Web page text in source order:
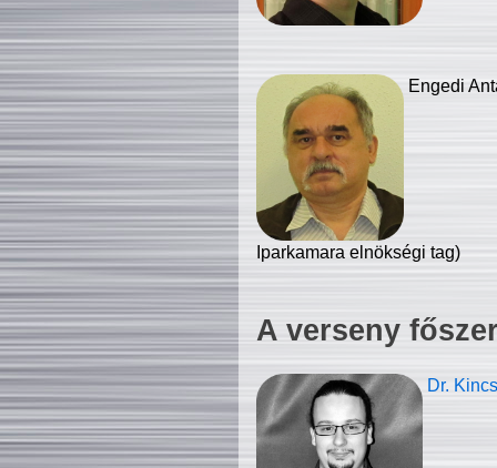
Engedi
Iparkamara elnökségi tag)
A verseny
Dr.